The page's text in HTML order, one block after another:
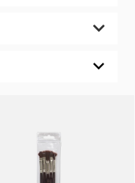
om echt aan